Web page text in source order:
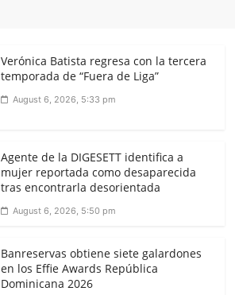
Verónica Batista regresa con la tercera
temporada de “Fuera de Liga”
August 6, 2026, 5:33 pm
Agente de la DIGESETT identifica a
mujer reportada como desaparecida
tras encontrarla desorientada
August 6, 2026, 5:50 pm
Banreservas obtiene siete galardones
en los Effie Awards República
Dominicana 2026